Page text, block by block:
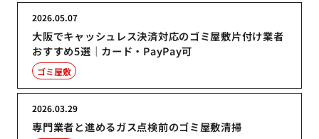
大阪でキャッシュレス決済対応のゴミ屋敷片付け業者
おすすめ5選｜カード・PayPay可
2026.05.07
ゴミ屋敷
専門業者と進めるガス点検前のゴミ屋敷清掃
2026.03.29